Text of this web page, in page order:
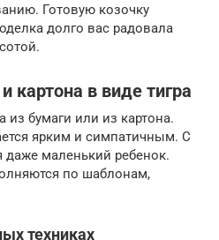
Готовую козочку
долго вас радовала
картона в виде тигра
из бумаги или из картона.
ярким и симпатичным. С
даже маленький ребенок.
по шаблонам,
техниках